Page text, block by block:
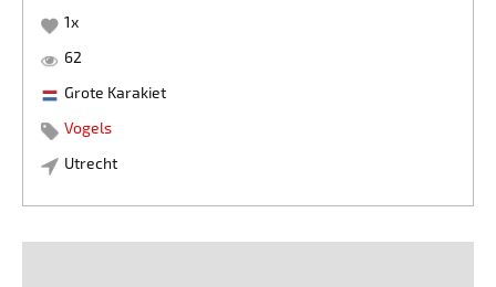
1x
62
Grote Karakiet
Vogels
Utrecht